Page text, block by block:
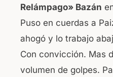
Relámpago» Bazán
Puso en cuerdas a
ahogó y lo trabajo
Con convicción. Mas
volumen de golpes.